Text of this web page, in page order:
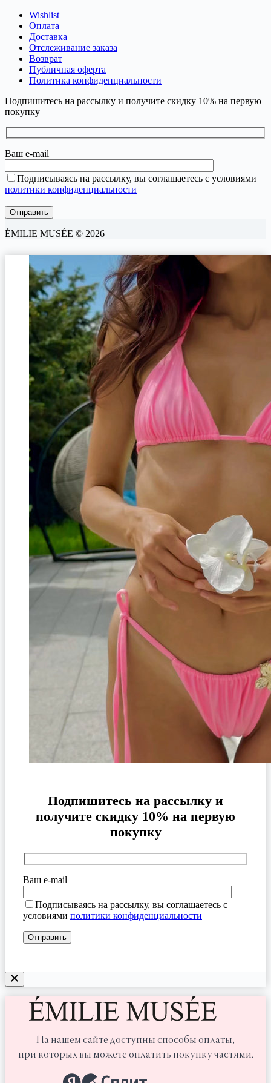
Wishlist
Оплата
Доставка
Отслеживание заказа
Возврат
Публичная оферта
Политика конфиденциальности
Подпишитесь на рассылку и получите скидку 10% на первую
покупку
Ваш e-mail
Подписываясь на рассылку, вы соглашаетесь с условиями
политики конфиденциальности
ÉMILIE MUSÉE © 2026
Подпишитесь на рассылку и
получите скидку 10% на первую
покупку
Ваш e-mail
Подписываясь на рассылку, вы соглашаетесь с
условиями политики конфиденциальности
На нашем сайте доступны способы оплаты,
при которых вы можете оплатить покупку частями.